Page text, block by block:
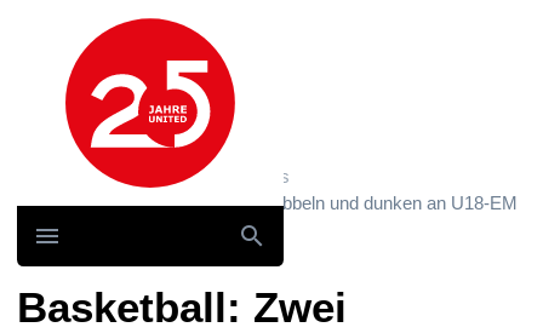
Hauptnavigation
News und Storys / News
Basketball: Zwei UNITEDS dribbeln und dunken an U18-EM
Basketball: Zwei